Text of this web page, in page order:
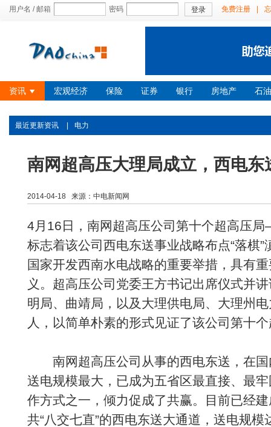
用户名 / 邮箱 密码 登录 免费注册
资讯 宏观经济 保险 证券 银行 房地产 石
最近更新资讯 电力
南网超高压大理局成立，西电东
2014-04-18 来源：中电新闻网
4月16日，南网超高压公司第十个超高压
标志着该公司西电东送事业战略布点“落棋
国家开发西南水电战略的重要举措，具有
义。超高压公司党委王方书记出席仪式并
明局、曲靖局，以及大理供电局、大理州
人，以简单朴素的形式见证了该公司第十
南网超高压公司从事的西电东送，在国
送电规模最大，已成为五省区最直接、最
作方式之一，倾力促成了共赢。目前已经
共“八交七直”的西电东送大通道，送电规